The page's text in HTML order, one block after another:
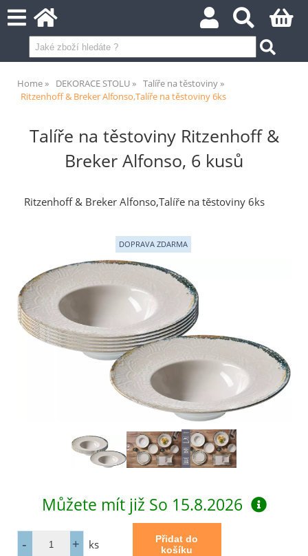
Home DEKORACE STOLU
Talíře na těstoviny
Ritzenhoff & Breker Alfonso,Talíře na těstoviny 6ks
Talíře na těstoviny Ritzenhoff &
Breker Alfonso, 6 kusů
Ritzenhoff & Breker Alfonso,Talíře na těstoviny 6ks
Můžete mít již So 15.8.2026
ks